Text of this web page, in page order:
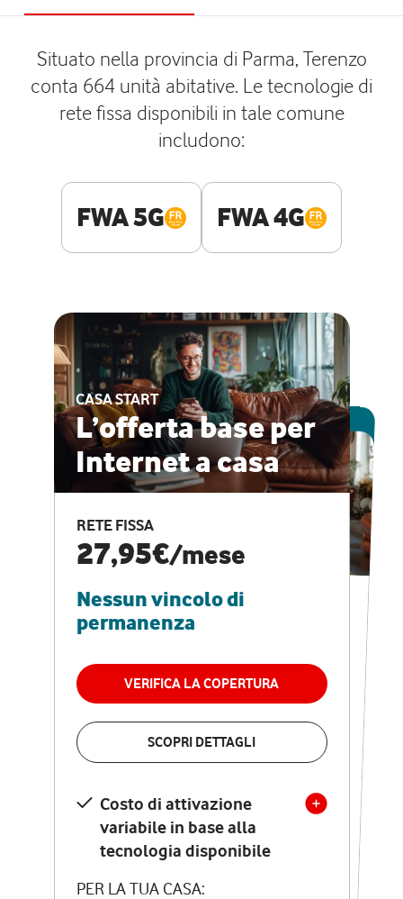
Situato nella provincia di Parma, Terenzo
conta 664 unità abitative. Le tecnologie di
rete fissa disponibili in tale comune
includono:
FWA 5G FWA 4G
CASA START
L’offerta base per
Internet a casa
RETE FISSA
27,95€/mese
Nessun vincolo di
permanenza
VERIFICA LA COPERTURA
SCOPRI DETTAGLI
Costo di attivazione
variabile in base alla
tecnologia disponibile
PER LA TUA CASA:
ESCLUSIVA ONLINE
CASA PRO
Internet veloce e
vantaggi speciali
RETE FISSA + VODAFONE CLUB
29,95€
permanenza
VERIFICA LA COPERTURA
Costo di attivazione
variabile in base alla
tecnologia disponibile
PER LA TUA CASA: